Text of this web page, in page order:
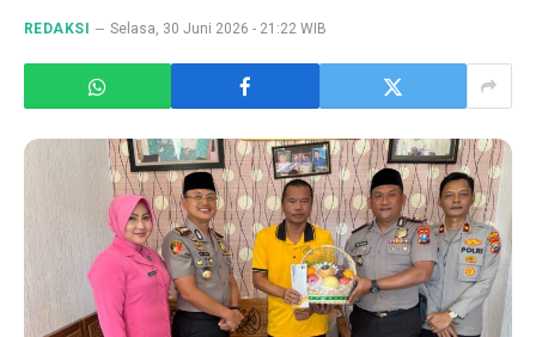
REDAKSI Selasa, 30 Juni 2026 - 21:22 WIB